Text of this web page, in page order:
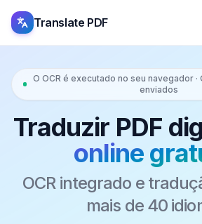
Translate PDF
O OCR é executado no seu navegador
enviados
Traduzir PDF
online
OCR integrado e
mais de 40